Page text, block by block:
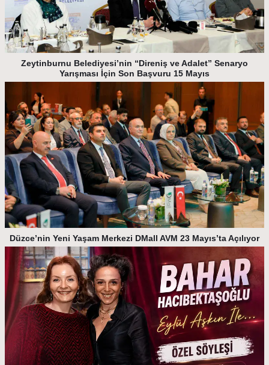
Zeytinburnu Belediyesi’nin “Direniş ve Adalet” Senaryo
Yarışması İçin Son Başvuru 15 Mayıs
Düzce’nin Yeni Yaşam Merkezi DMall AVM 23 Mayıs’ta Açılıyor